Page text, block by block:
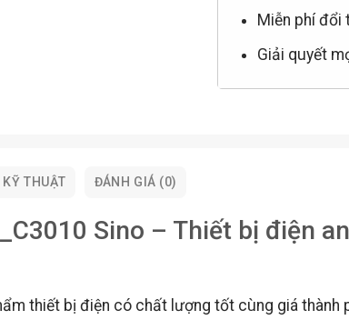
Miễn phí đổi
Giải quyết
THUẬT ĐÁNH GIÁ (0)
Sino – Thiết bị điện an
thiết bị điện có chất lượng tốt cùng giá thành